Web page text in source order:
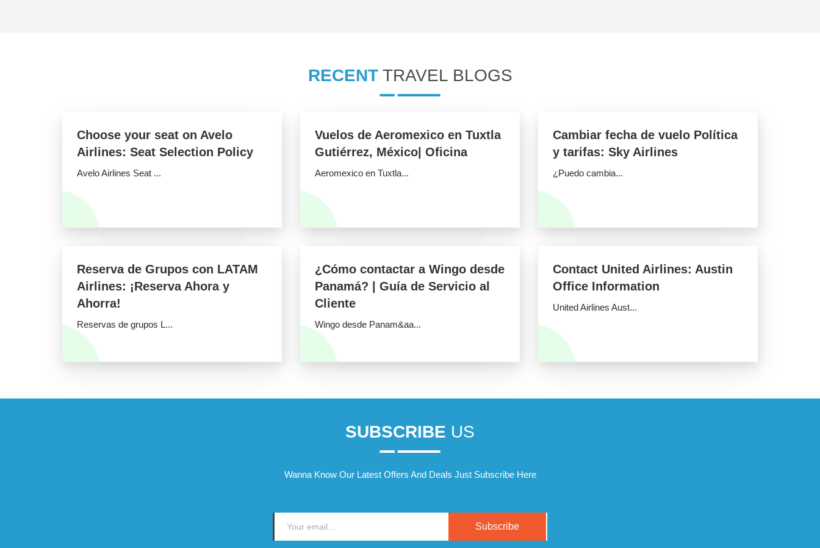
RECENTTRAVEL BLOGS
Choose your seat on Avelo
Airlines: Seat Selection Policy
Avelo Airlines Seat ...
Vuelos de Aeromexico en Tuxtla
Gutiérrez, México| Oficina
Aeromexico en Tuxtla...
Cambiar fecha de vuelo Política
y tarifas: Sky Airlines
¿Puedo cambia...
Reserva de Grupos con LATAM
Airlines: ¡Reserva Ahora y
Ahorra!
Reservas de grupos L...
¿Cómo contactar a Wingo desde
Panamá? | Guía de Servicio al
Cliente
Wingo desde Panam&aa...
Contact United Airlines: Austin
Office Information
United Airlines Aust...
SUBSCRIBE US
Wanna Know Our Latest Offers And Deals Just Subscribe Here
Subscribe